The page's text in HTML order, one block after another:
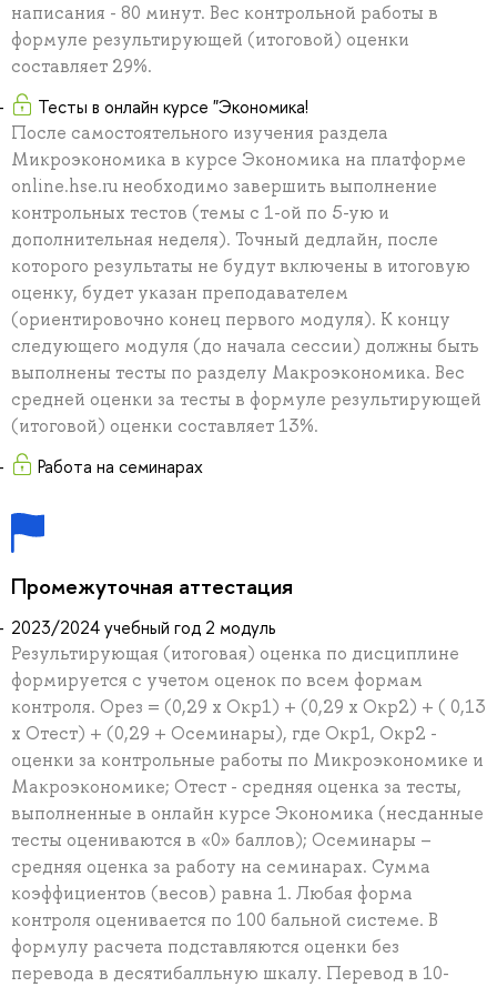
написания - 80 минут. Вес контрольной работы в
формуле результирующей (итоговой) оценки
составляет 29%.
Тесты в онлайн курсе "Экономика!
После самостоятельного изучения раздела
Микроэкономика в курсе Экономика на платформе
online.hse.ru необходимо завершить выполнение
контрольных тестов (темы с 1-ой по 5-ую и
дополнительная неделя). Точный дедлайн, после
которого результаты не будут включены в итоговую
оценку, будет указан преподавателем
(ориентировочно конец первого модуля). К концу
следующего модуля (до начала сессии) должны быть
выполнены тесты по разделу Макроэкономика. Вес
средней оценки за тесты в формуле результирующей
(итоговой) оценки составляет 13%.
Работа на семинарах
Промежуточная аттестация
2023/2024 учебный год 2 модуль
Результирующая (итоговая) оценка по дисциплине
формируется с учетом оценок по всем формам
контроля. Орез = (0,29 х Окр1) + (0,29 х Окр2) + ( 0,13
х Отест) + (0,29 + Осеминары), где Окр1, Окр2 -
оценки за контрольные работы по Микроэкономике и
Макроэкономике; Отест - средняя оценка за тесты,
выполненные в онлайн курсе Экономика (несданные
тесты оцениваются в «0» баллов); Осеминары –
средняя оценка за работу на семинарах. Сумма
коэффициентов (весов) равна 1. Любая форма
контроля оценивается по 100 бальной системе. В
формулу расчета подставляются оценки без
перевода в десятибалльную шкалу. Перевод в 10-